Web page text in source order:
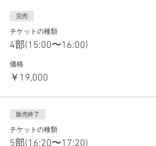
完売
チケットの種類
4部(15:00〜16:00)
価格
￥19,000
販売終了
チケットの種類
5部(16:20〜17:20)